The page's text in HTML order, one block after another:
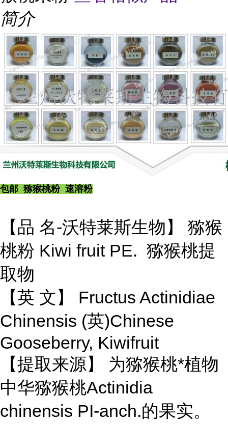
简介
包邮 猕猴桃粉 速溶粉
【品 名-沃特莱斯生物】 猕猴
桃粉 Kiwi fruit PE. 猕猴桃提
取物
【英 文】 Fructus Actinidiae
Chinensis (英)Chinese
Gooseberry, Kiwifruit
【提取来源】 为猕猴桃*植物
中华猕猴桃Actinidia
chinensis PI-anch.的果实。